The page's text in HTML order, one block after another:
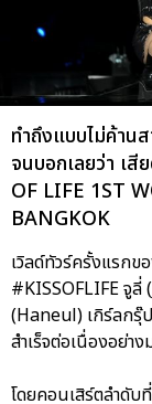
ทำถึงแบบไม่ค้าน
จนบอกเลยว่า เ
OF LIFE 1ST
BANGKOK
เวิลด์ทัวร์ครั้งแรกข
#KISSOFLIFE จู
(Haneul) เกิร์ลกรุ๊
สำเร็จต่อเนื่องอย่าง
โดยคอนเสิร์ตลำดับ